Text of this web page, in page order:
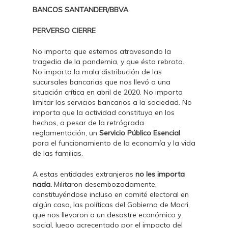
BANCOS SANTANDER/BBVA
PERVERSO CIERRE
No importa que estemos atravesando la
tragedia de la pandemia, y que ésta rebrota.
No importa la mala distribución de las
sucursales bancarias que nos llevó a una
situación crítica en abril de 2020. No importa
limitar los servicios bancarios a la sociedad. No
importa que la actividad constituya en los
hechos, a pesar de la retrógrada
reglamentación, un Servicio Público Esencial
para el funcionamiento de la economía y la vida
de las familias.
A estas entidades extranjeras no les importa
nada. Militaron desembozadamente,
constituyéndose incluso en comité electoral en
algún caso, las políticas del Gobierno de Macri,
que nos llevaron a un desastre económico y
social, luego acrecentado por el impacto del